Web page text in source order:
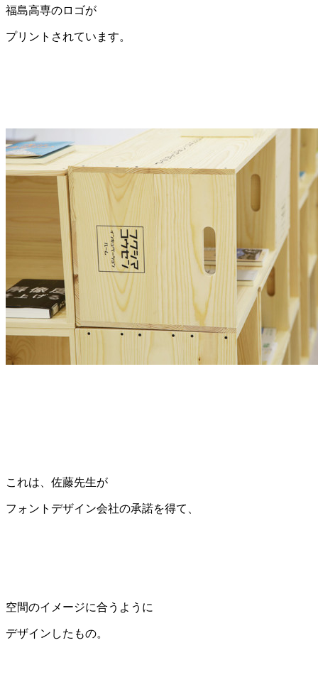
福島高専のロゴが
プリントされています。
これは、佐藤先生が
フォントデザイン会社の承諾を得て、
空間のイメージに合うように
デザインしたもの。